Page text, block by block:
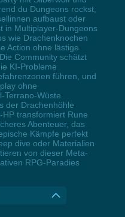
du Dungeons rockst,
aufbaust oder
in Multiplayer-Dungeons
wie Drachenknochen
Action ohne lästige
Community schätzt
KI-Probleme
führen, und
ohne
Terrano-Wüste
der Drachenhöhle
transformiert Rune
Abenteuer, das
Kämpfe perfekt
dive oder Materialien
von dieser Meta-
RPG-Paradies